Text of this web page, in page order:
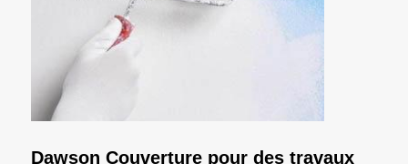
Dawson Couverture pour des travaux